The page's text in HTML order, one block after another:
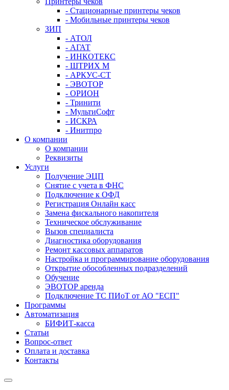
- Стационарные принтеры чеков
- Мобильные принтеры чеков
ЗИП
- АТОЛ
- АГАТ
- ИНКОТЕКС
- ШТРИХ М
- АРКУС-СТ
- ЭВОТОР
- ОРИОН
- Тринити
- МультиСофт
- ИСКРА
- Инитпро
О компании
О компании
Реквизиты
Услуги
Получение ЭЦП
Снятие с учета в ФНС
Подключение к ОФД
Регистрация Онлайн касс
Замена фискального накопителя
Техническое обслуживание
Вызов специалиста
Диагностика оборудования
Ремонт кассовых аппаратов
Настройка и программирование оборудования
Открытие обособленных подразделений
Обучение
ЭВОТОР аренда
Подключение ТС ПИоТ от АО "ЕСП"
Программы
Автоматизация
БИФИТ-касса
Статьи
Вопрос-ответ
Оплата и доставка
Контакты